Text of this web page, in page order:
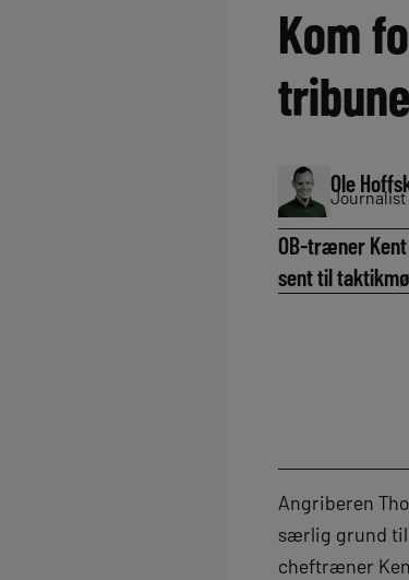
Kom
Ole
Journalist
OB-træner
sent til
Angriberen
særlig grund
cheftræner